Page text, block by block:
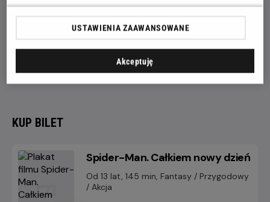
z filmowego uniwersum Marvela.
Zapraszamy na seanse w naszym kinie. Kup bilet
już dziś, wybierz najlepsze miejsce w sali i
zaoszczędź najwięcej.Pamiętaj: wcześniej
KUP BILET
Spider-Man. Całkiem nowy dzień
Od 13 lat, 145 min, Fantasy / Przygodowy
/ Akcja
USTAWIENIA ZAAWANSOWANE
Akceptuję